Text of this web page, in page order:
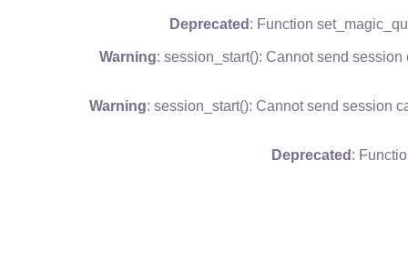
Deprecated : Function
Warning: session_start(): Cannot send
Warning: session_start(): Cannot send session
Deprecated :